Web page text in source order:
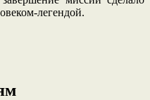
легендой.